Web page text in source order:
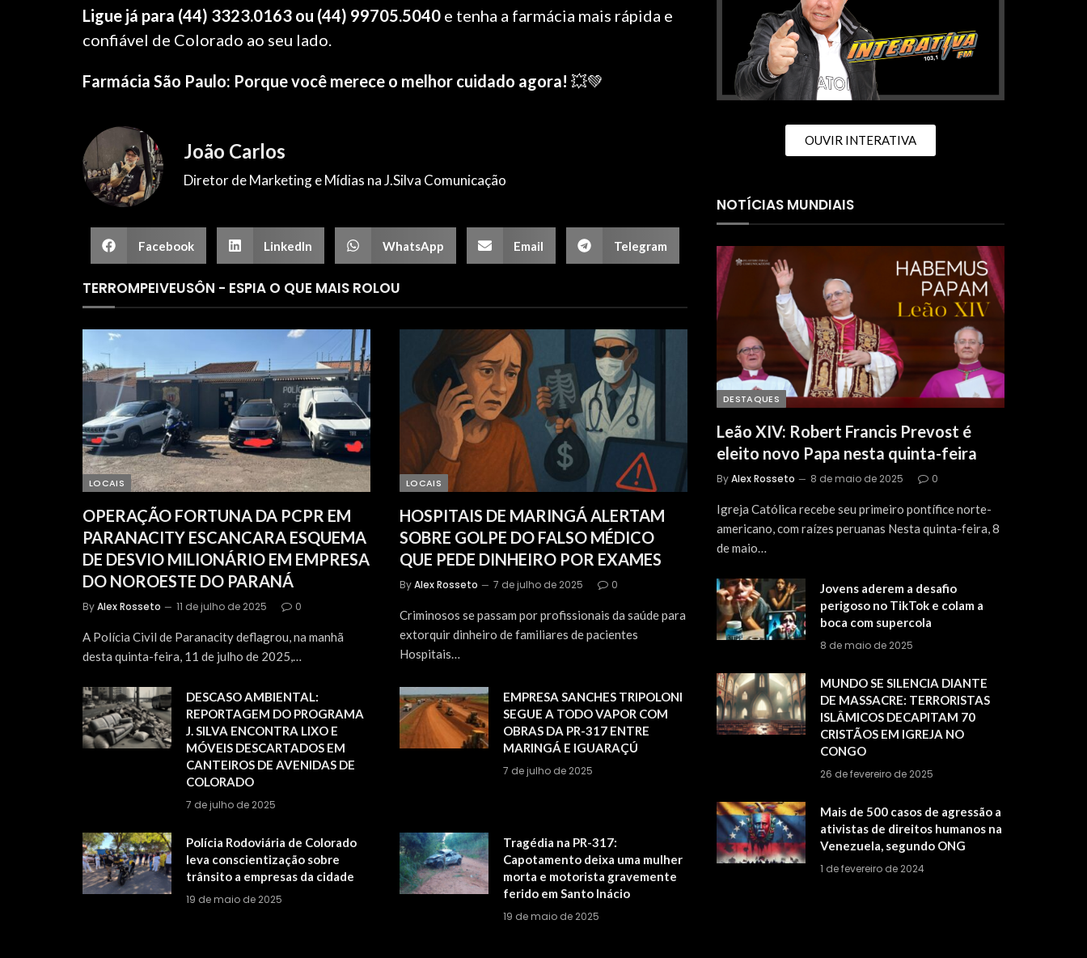
Ligue já para (44) 3323.0163 ou (44) 99705.5040 e tenha a farmácia mais rápida e
confiável de Colorado ao seu lado.
Farmácia São Paulo: Porque você merece o melhor cuidado agora! 💥💚
João Carlos
Diretor de Marketing e Mídias na J.Silva Comunicação
Facebook LinkedIn WhatsApp Email Telegram
TERROMPEIVEUSÔN - ESPIA O QUE MAIS ROLOU
LOCAIS
OPERAÇÃO FORTUNA DA PCPR EM
PARANACITY ESCANCARA ESQUEMA
DE DESVIO MILIONÁRIO EM EMPRESA
DO NOROESTE DO PARANÁ
ByAlex Rosseto 11 de julho de 2025 0
A Polícia Civil de Paranacity deflagrou, na manhã
desta quinta-feira, 11 de julho de 2025,…
LOCAIS
HOSPITAIS DE MARINGÁ ALERTAM
SOBRE GOLPE DO FALSO MÉDICO
QUE PEDE DINHEIRO POR EXAMES
ByAlex Rosseto 7 de julho de 2025 0
Criminosos se passam por profissionais da saúde para
extorquir dinheiro de familiares de pacientes
Hospitais…
DESCASO AMBIENTAL:
REPORTAGEM DO PROGRAMA
J. SILVA ENCONTRA LIXO E
MÓVEIS DESCARTADOS EM
CANTEIROS DE AVENIDAS DE
COLORADO
7 de julho de 2025
EMPRESA SANCHES TRIPOLONI
SEGUE A TODO VAPOR COM
OBRAS DA PR-317 ENTRE
MARINGÁ E IGUARAÇÚ
7 de julho de 2025
Polícia Rodoviária de Colorado
leva conscientização sobre
trânsito a empresas da cidade
19 de maio de 2025
Tragédia na PR-317:
Capotamento deixa uma mulher
morta e motorista gravemente
ferido em Santo Inácio
19 de maio de 2025
OUVIR INTERATIVA
NOTÍCIAS MUNDIAIS
DESTAQUES
Leão XIV: Robert Francis Prevost é
eleito novo Papa nesta quinta-feira
ByAlex Rosseto 8 de maio de 2025 0
Igreja Católica recebe seu primeiro pontífice norte-
americano, com raízes peruanas Nesta quinta-feira, 8
de maio…
Jovens aderem a desafio
perigoso no TikTok e colam a
boca com supercola
8 de maio de 2025
MUNDO SE SILENCIA DIANTE
DE MASSACRE: TERRORISTAS
ISLÂMICOS DECAPITAM 70
CRISTÃOS EM IGREJA NO
CONGO
26 de fevereiro de 2025
Mais de 500 casos de agressão a
ativistas de direitos humanos na
Venezuela, segundo ONG
1 de fevereiro de 2024